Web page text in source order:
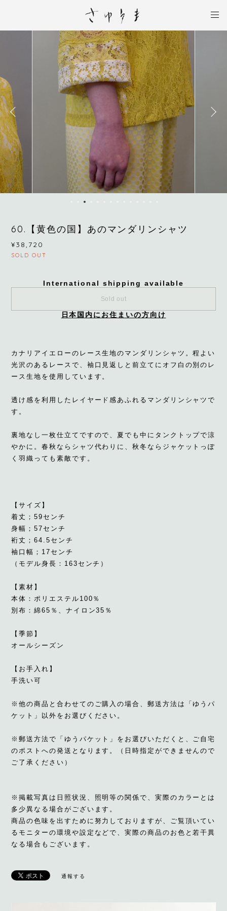
60.【黄色の国】あのマンダリンシャツ
¥38,720
SOLD OUT
International shipping available
Sold out
日本国内にお住まいの方向け
カナリアイエローのレース生地のマンダリンシャツ。程よい
光沢のあるレースで、袖口見返しと前立てにオフ白の別のレ
ース生地を使用しています。
透け感を利用したレイヤード感あふれるマンダリンシャツで
す。
裏地なし一枚仕立てですので、夏でも中にタンクトップで涼
やかに。春秋ならシャツ代わりに、秋冬ならジャケットっぽ
く羽織っても素敵です。
【サイズ】
着丈；59センチ
身幅；57センチ
裄丈；64.5センチ
袖口幅；17センチ
（モデル身長：163センチ）
【素材】
本体：ポリエステル100％
別布：綿65％、ナイロン35％
【季節】
オールシーズン
【お手入れ】
手洗い可
※他の商品と合わせてのご購入の場合、郵送方法は「ゆうパ
ケット」以外をお選びください。
※郵送方法で「ゆうパケット」をお選びいただくと、ご自宅
のポストへの発送となります。（日時指定ができませんので
ご了承ください）
※掲載写真は日照状況、照明等の関係で、実際のカラーとは
多少異なる場合がございます。
商品の色味を出すために努力しておりますが、ご覧頂いてい
るモニターの環境や設定などで、実際の商品のお色と若干異
なる場合もございます。
通報する